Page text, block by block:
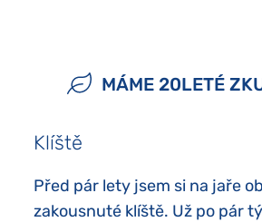
MÁME 20LETÉ
Klíště
Před pár lety jsem si na jaře
zakousnuté klíště. Už po pár